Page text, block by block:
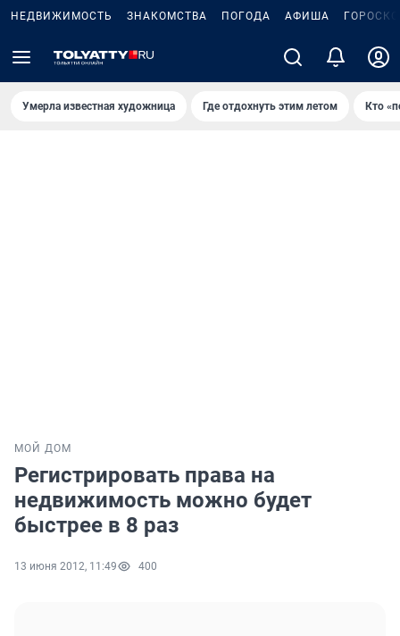
НЕДВИЖИМОСТЬ ЗНАКОМСТВА ПОГОДА АФИША
Умерла известная художница Где отдохнуть этим летом Кто
МОЙ ДОМ
Регистрировать права на
недвижимость можно будет
быстрее в 8 раз
13 июня 2012, 11:49 400